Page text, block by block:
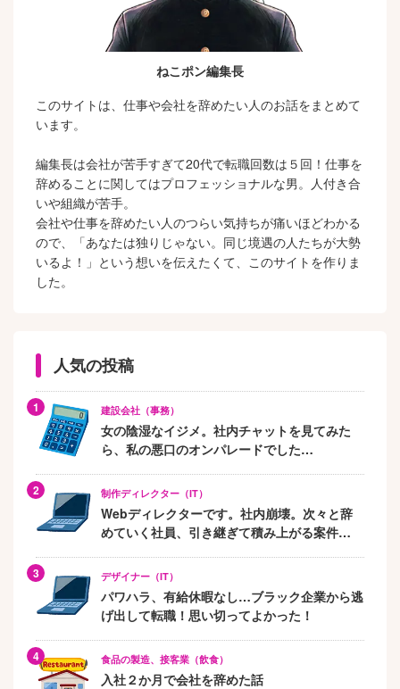
ねこポン編集長
このサイトは、仕事や会社を辞めたい人のお話をまとめて
います。
編集長は会社が苦手すぎて20代で転職回数は５回！仕事を
辞めることに関してはプロフェッショナルな男。人付き合
いや組織が苦手。
会社や仕事を辞めたい人のつらい気持ちが痛いほどわかる
ので、「あなたは独りじゃない。同じ境遇の人たちが大勢
いるよ！」という想いを伝えたくて、このサイトを作りま
した。
人気の投稿
建設会社（事務）
女の陰湿なイジメ。社内チャットを見てみた
ら、私の悪口のオンパレードでした…
制作ディレクター（IT）
Webディレクターです。社内崩壊。次々と辞
めていく社員、引き継ぎて積み上がる案件…
デザイナー（IT）
パワハラ、有給休暇なし…ブラック企業から逃
げ出して転職！思い切ってよかった！
食品の製造、接客業（飲食）
入社２か月で会社を辞めた話